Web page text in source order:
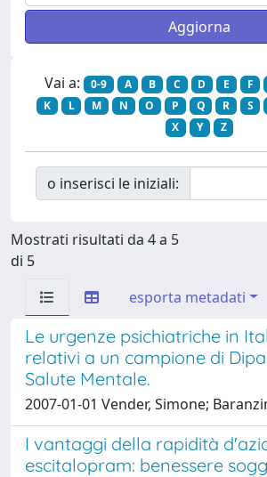
Vai a: 0-9 A B C D E F
K
L M N O P Q R S
X
Y Z
o inserisci le iniziali:
Mostrati risultati da 4 a 5
di 5
esporta metadati
Le urgenze psichiatriche in
relativi a un campione di
Salute Mentale.
2007-01-01 Vender, Simone;
I vantaggi della rapidità
escitalopram: benessere